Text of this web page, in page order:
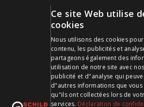
Mode de
Visitez-nous sur les médias
Ce site Web utilise
cookies
Nous utilisons des cookies
contenu, les publicités et
partageons également des
utilisation de notre site avec
publicité et d"analyse qui
d"autres informations que
qu"ils ont collectées lors de
services. Déclaration de